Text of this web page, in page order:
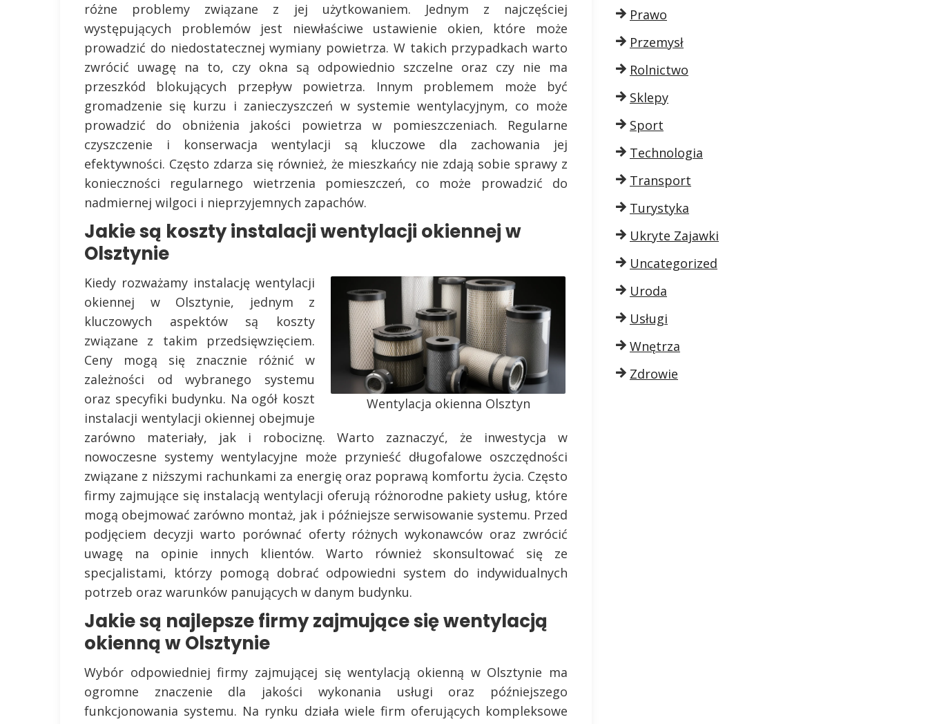
różne problemy związane z jej użytkowaniem. Jednym z najczęściej
występujących problemów jest niewłaściwe ustawienie okien, które może
prowadzić do niedostatecznej wymiany powietrza. W takich przypadkach warto
zwrócić uwagę na to, czy okna są odpowiednio szczelne oraz czy nie ma
przeszkód blokujących przepływ powietrza. Innym problemem może być
gromadzenie się kurzu i zanieczyszczeń w systemie wentylacyjnym, co może
prowadzić do obniżenia jakości powietrza w pomieszczeniach. Regularne
czyszczenie i konserwacja wentylacji są kluczowe dla zachowania jej
efektywności. Często zdarza się również, że mieszkańcy nie zdają sobie sprawy z
konieczności regularnego wietrzenia pomieszczeń, co może prowadzić do
nadmiernej wilgoci i nieprzyjemnych zapachów.
Jakie są koszty instalacji wentylacji okiennej w
Olsztynie
Wentylacja okienna Olsztyn
Kiedy rozważamy instalację wentylacji
okiennej w Olsztynie, jednym z
kluczowych aspektów są koszty
związane z takim przedsięwzięciem.
Ceny mogą się znacznie różnić w
zależności od wybranego systemu
oraz specyfiki budynku. Na ogół koszt
instalacji wentylacji okiennej obejmuje
zarówno materiały, jak i robociznę. Warto zaznaczyć, że inwestycja w
nowoczesne systemy wentylacyjne może przynieść długofalowe oszczędności
związane z niższymi rachunkami za energię oraz poprawą komfortu życia. Często
firmy zajmujące się instalacją wentylacji oferują różnorodne pakiety usług, które
mogą obejmować zarówno montaż, jak i późniejsze serwisowanie systemu. Przed
podjęciem decyzji warto porównać oferty różnych wykonawców oraz zwrócić
uwagę na opinie innych klientów. Warto również skonsultować się ze
specjalistami, którzy pomogą dobrać odpowiedni system do indywidualnych
potrzeb oraz warunków panujących w danym budynku.
Jakie są najlepsze firmy zajmujące się wentylacją
okienną w Olsztynie
Wybór odpowiedniej firmy zajmującej się wentylacją okienną w Olsztynie ma
ogromne znaczenie dla jakości wykonania usługi oraz późniejszego
funkcjonowania systemu. Na rynku działa wiele firm oferujących kompleksowe
Prawo
Przemysł
Rolnictwo
Sklepy
Sport
Technologia
Transport
Turystyka
Ukryte Zajawki
Uncategorized
Uroda
Usługi
Wnętrza
Zdrowie